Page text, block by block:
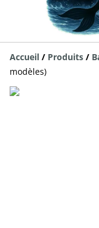
Accueil / Produits /
modèles)